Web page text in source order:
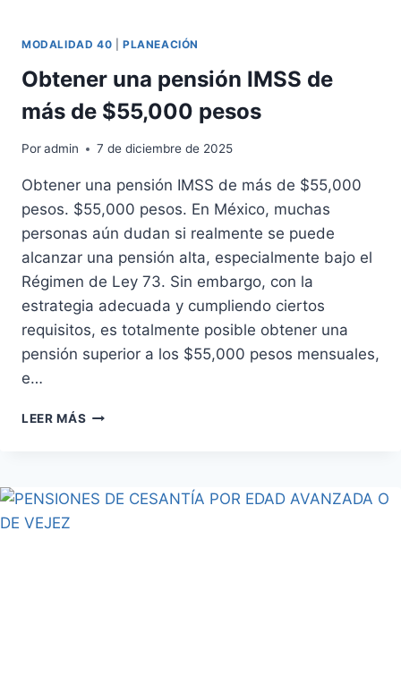
MODALIDAD 40 PLANEACIÓN
Obtener una pensión IMSS de
más de $55,000 pesos
Poradmin 7 de diciembre de 2025
Obtener una pensión IMSS de más de $55,000
pesos. $55,000 pesos. En México, muchas
personas aún dudan si realmente se puede
alcanzar una pensión alta, especialmente bajo el
Régimen de Ley 73. Sin embargo, con la
estrategia adecuada y cumpliendo ciertos
requisitos, es totalmente posible obtener una
pensión superior a los $55,000 pesos mensuales,
e…
LEER MÁS OBTENER
DE
MÁS